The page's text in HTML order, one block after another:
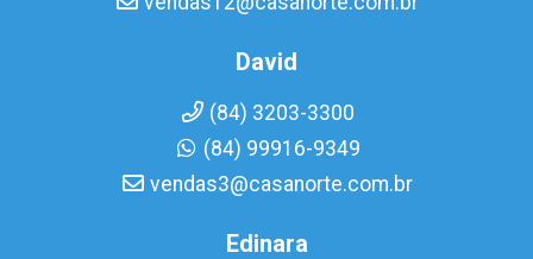
David
(84) 3203-3300
(84) 99916-9349
vendas3@casanorte.com.br
Edinara